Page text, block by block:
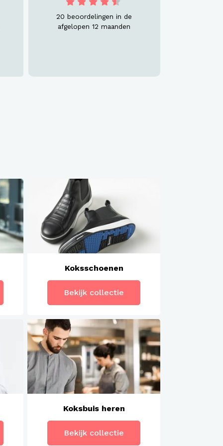
20 beoordelingen in de
afgelopen 12 maanden
Koksschoenen
Bekijk collectie
Koksbuis heren
Bekijk collectie